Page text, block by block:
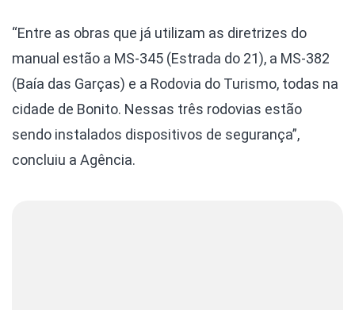
“Entre as obras que já utilizam as diretrizes do
manual estão a MS-345 (Estrada do 21), a MS-382
(Baía das Garças) e a Rodovia do Turismo, todas na
cidade de Bonito. Nessas três rodovias estão
sendo instalados dispositivos de segurança”,
concluiu a Agência.